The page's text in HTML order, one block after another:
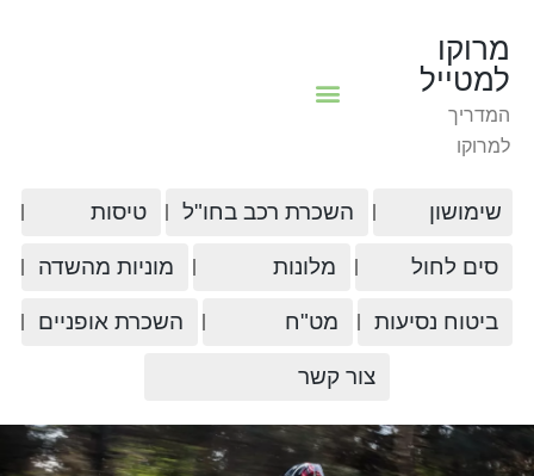
מרוקו
למטייל
המדריך
למרוקו
שימושון השכרת רכב בחו"ל טיסות
סים לחול מלונות מוניות מהשדה
ביטוח נסיעות מט"ח השכרת אופניים
צור קשר